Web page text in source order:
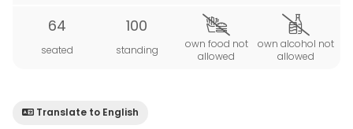
64
seated
100
standing
own food not
allowed
own alcohol not
allowed
Translate to English